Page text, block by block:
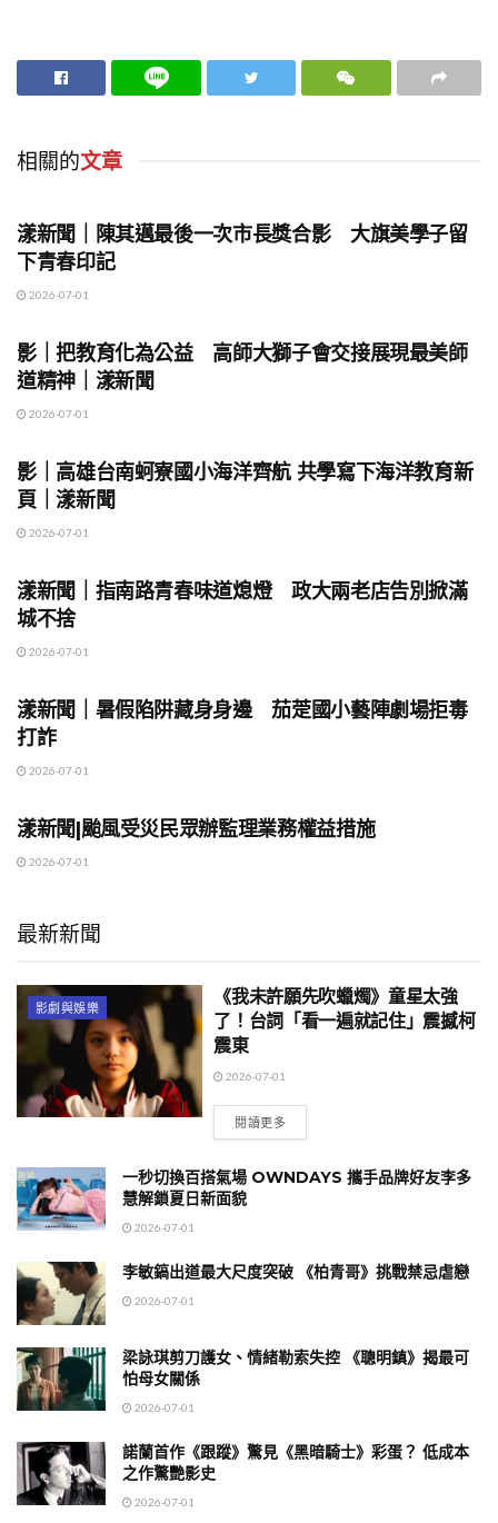
相關的文章
漾新聞｜陳其邁最後一次市長獎合影 大旗美學子留
下青春印記
2026-07-01
影｜把教育化為公益 高師大獅子會交接展現最美師
道精神｜漾新聞
2026-07-01
影｜高雄台南蚵寮國小海洋齊航 共學寫下海洋教育新
頁｜漾新聞
2026-07-01
漾新聞｜指南路青春味道熄燈 政大兩老店告別掀滿
城不捨
2026-07-01
漾新聞｜暑假陷阱藏身身邊 茄萣國小藝陣劇場拒毒
打詐
2026-07-01
漾新聞|颱風受災民眾辦監理業務權益措施
2026-07-01
最新新聞
影劇與娛樂
《我未許願先吹蠟燭》童星太強
了！台詞「看一遍就記住」震撼柯
震東
2026-07-01
閱讀更多
一秒切換百搭氣場 OWNDAYS 攜手品牌好友李多
慧解鎖夏日新面貌
2026-07-01
李敏鎬出道最大尺度突破 《柏青哥》挑戰禁忌虐戀
2026-07-01
梁詠琪剪刀護女、情緒勒索失控 《聰明鎮》揭最可
怕母女關係
2026-07-01
諾蘭首作《跟蹤》驚見《黑暗騎士》彩蛋？ 低成本
之作驚艷影史
2026-07-01